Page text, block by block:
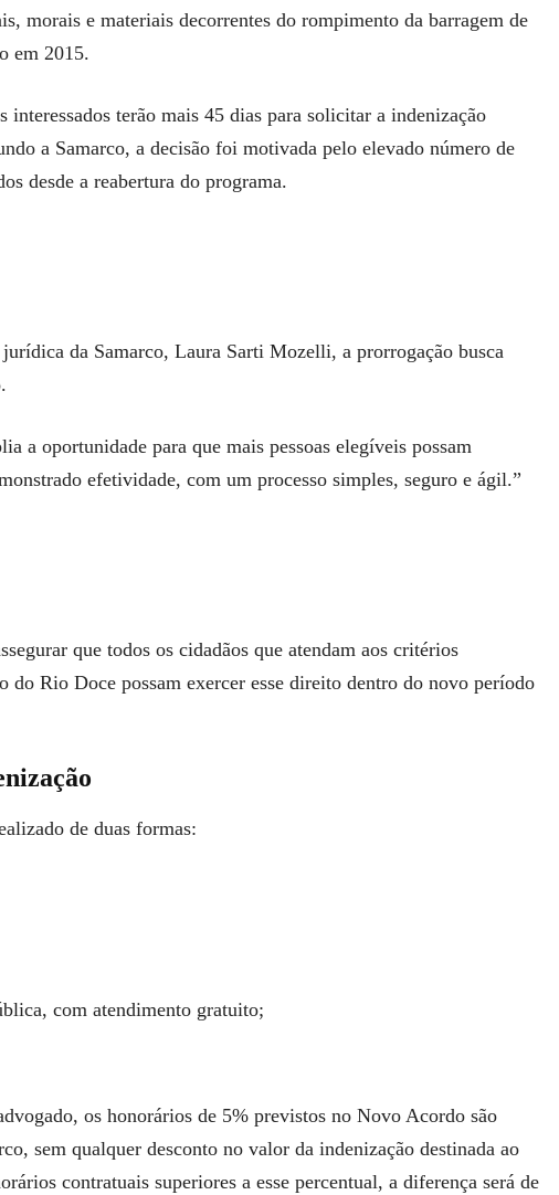
morais e materiais decorrentes do rompimento da barragem de
em 2015.
interessados terão mais 45 dias para solicitar a indenização
a Samarco, a decisão foi motivada pelo elevado número de
desde a reabertura do programa.
da Samarco, Laura Sarti Mozelli, a prorrogação busca
a oportunidade para que mais pessoas elegíveis possam
efetividade, com um processo simples, seguro e ágil.”
que todos os cidadãos que atendam aos critérios
do Rio Doce possam exercer esse direito dentro do novo período
de duas formas:
com atendimento gratuito;
os honorários de 5% previstos no Novo Acordo são
sem qualquer desconto no valor da indenização destinada ao
contratuais superiores a esse percentual, a diferença será de